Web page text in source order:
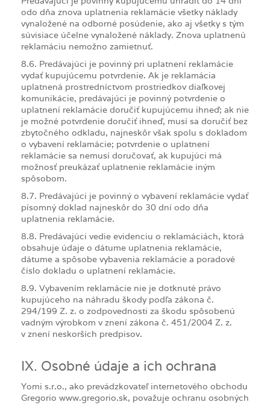
odo dňa znova uplatnenia reklamácie všetky náklady
vynaložené na odborné posúdenie, ako aj všetky s tým
súvisiace účelne vynaložené náklady. Znova uplatnenú
reklamáciu nemožno zamietnuť.
8.6. Predávajúci je povinný pri uplatnení reklamácie
vydať kupujúcemu potvrdenie. Ak je reklamácia
uplatnená prostredníctvom prostriedkov diaľkovej
komunikácie, predávajúci je povinný potvrdenie o
uplatnení reklamácie doručiť kupujúcemu ihneď; ak nie
je možné potvrdenie doručiť ihneď, musí sa doručiť bez
zbytočného odkladu, najneskôr však spolu s dokladom
o vybavení reklamácie; potvrdenie o uplatnení
reklamácie sa nemusí doručovať, ak kupujúci má
možnosť preukázať uplatnenie reklamácie iným
spôsobom.
8.7. Predávajúci je povinný o vybavení reklamácie vydať
písomný doklad najneskôr do 30 dní odo dňa
uplatnenia reklamácie.
8.8. Predávajúci vedie evidenciu o reklamáciách, ktorá
obsahuje údaje o dátume uplatnenia reklamácie,
dátume a spôsobe vybavenia reklamácie a poradové
číslo dokladu o uplatnení reklamácie.
8.9. Vybavením reklamácie nie je dotknuté právo
kupujúceho na náhradu škody podľa zákona č.
294/199 Z. z. o zodpovednosti za škodu spôsobenú
vadným výrobkom v znení zákona č. 451/2004 Z. z.
v znení neskorších predpisov.
IX. Osobné údaje a ich ochrana
Yomi s.r.o., ako prevádzkovateľ internetového obchodu
Gregorio www.gregorio.sk, považuje ochranu osobných